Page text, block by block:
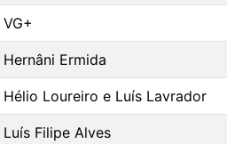
VG+
Hernâni Ermida
Hélio Loureiro e Luís Lavrador
Luís Filipe Alves